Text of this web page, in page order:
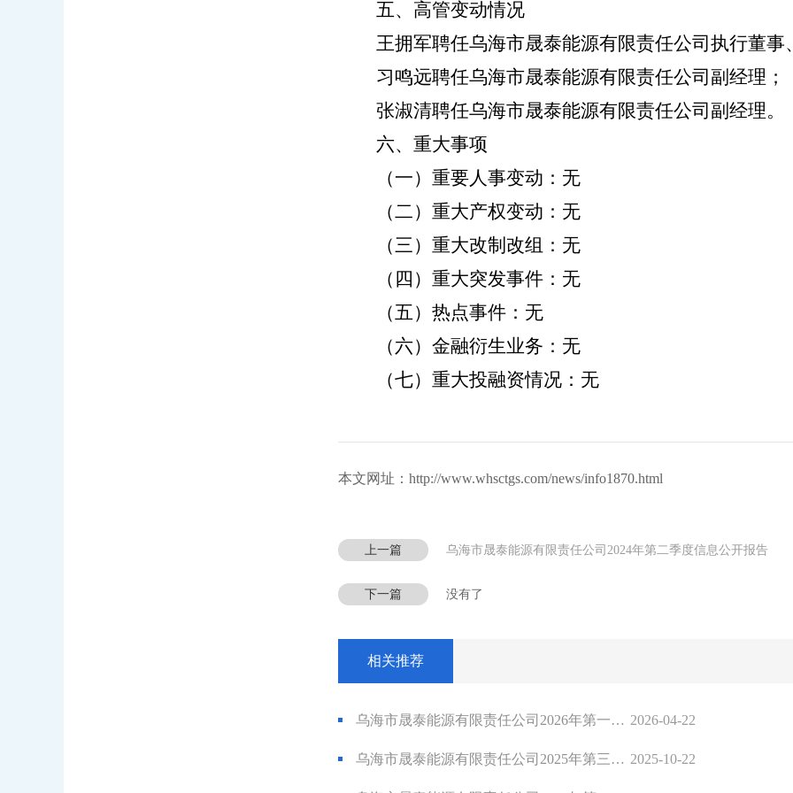
五、高管变动情况
王拥军聘任乌海市晟泰能源有限责任公司执行董事
习鸣远聘任乌海市晟泰能源有限责任公司副经理；
张淑清聘任乌海市晟泰能源有限责任公司副经理。
六、重大事项
（一）重要人事变动：无
（二）重大产权变动：无
（三）重大改制改组：无
（四）重大突发事件：无
（五）热点事件：无
（六）金融衍生业务：无
（七）重大投融资情况：无
本文网址：http://www.whsctgs.com/news/info1870.html
上一篇 乌海市晟泰能源有限责任公司2024年第二季度信息公开报告
下一篇 没有了
相关推荐
2026-04-22
乌海市晟泰能源有限责任公司2026年第一季度信息公开报告
2025-10-22
乌海市晟泰能源有限责任公司2025年第三季度信息公开报告